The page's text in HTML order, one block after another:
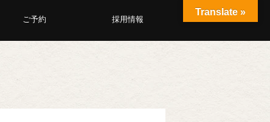
ご予約 採用情報
Translate »